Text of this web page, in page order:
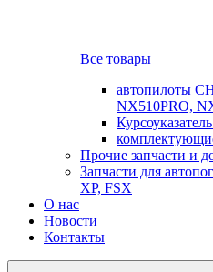
Все товары
автопилоты
NX510PRO,
Прочие запчасти и
Запчасти для
XP, FSX
О нас
Новости
Контакты